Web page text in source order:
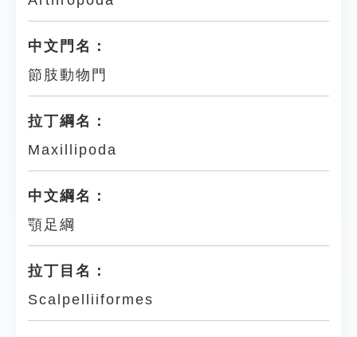
中文門名：
節肢動物門
拉丁綱名：
Maxillipoda
中文綱名：
顎足綱
拉丁目名：
Scalpelliiformes